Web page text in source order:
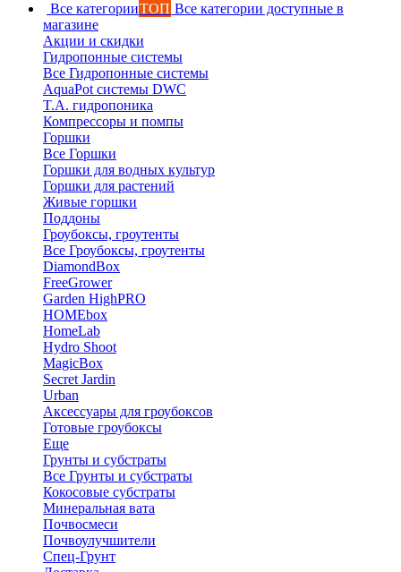
Все категорииТОП Все категории доступные в
магазине
Акции и скидки
Гидропонные системы
Все Гидропонные системы
AquaPot системы DWC
T.A. гидропоника
Компрессоры и помпы
Горшки
Все Горшки
Горшки для водных культур
Горшки для растений
Живые горшки
Поддоны
Гроубоксы, гроутенты
Все Гроубоксы, гроутенты
DiamondBox
FreeGrower
Garden HighPRO
HOMEbox
HomeLab
Hydro Shoot
MagicBox
Secret Jardin
Urban
Аксессуары для гроубоксов
Готовые гроубоксы
Еще
Грунты и субстраты
Все Грунты и субстраты
Кокосовые субстраты
Минеральная вата
Почвосмеси
Почвоулучшители
Спец-Грунт